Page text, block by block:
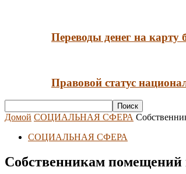
Переводы денег на карту
Правовой статус
Домой СОЦИАЛЬНАЯ СФЕРА
СОЦИАЛЬНАЯ СФЕРА
Собственникам помещений